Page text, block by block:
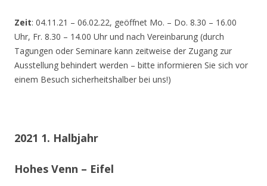
Zeit: 04.11.21 – 06.02.22, geöffnet Mo. – Do. 8.30 – 16.00
Uhr, Fr. 8.30 – 14.00 Uhr und nach Vereinbarung (durch
Tagungen oder Seminare kann zeitweise der Zugang zur
Ausstellung behindert werden – bitte informieren Sie sich vor
einem Besuch sicherheitshalber bei uns!)
2021 1. Halbjahr
Hohes Venn – Eifel